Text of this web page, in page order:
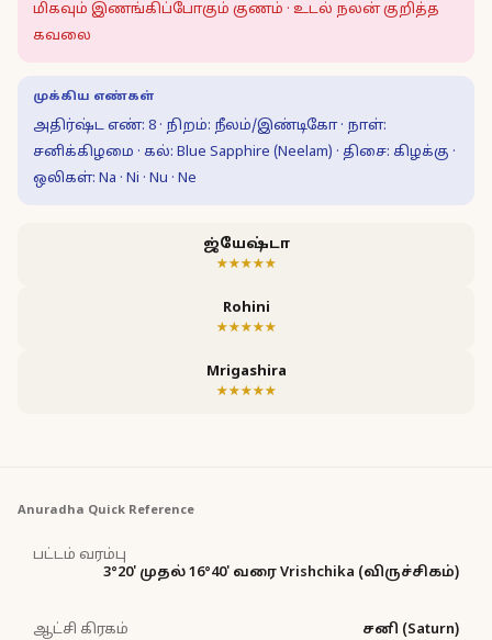
மிகவும் இணங்கிப்போகும் குணம் · உடல் நலன் குறித்த
கவலை
முக்கிய எண்கள்
அதிர்ஷ்ட எண்: 8 · நிறம்: நீலம்/இண்டிகோ · நாள்:
சனிக்கிழமை · கல்: Blue Sapphire (Neelam) · திசை: கிழக்கு ·
ஒலிகள்: Na · Ni · Nu · Ne
ஜ்யேஷ்டா
★★★★★
Rohini
★★★★★
Mrigashira
★★★★★
Anuradha Quick Reference
பட்டம் வரம்பு
3°20' முதல் 16°40' வரை Vrishchika (விருச்சிகம்)
ஆட்சி கிரகம் சனி (Saturn)